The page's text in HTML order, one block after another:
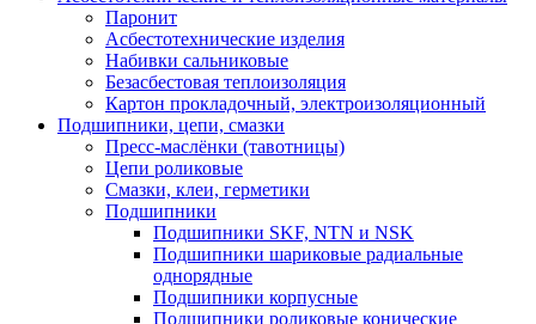
Паронит
Асбестотехнические изделия
Набивки сальниковые
Безасбестовая теплоизоляция
Картон прокладочный, электроизоляционный
Подшипники, цепи, смазки
Пресс-маслёнки (тавотницы)
Цепи роликовые
Смазки, клеи, герметики
Подшипники
Подшипники SKF, NTN и NSK
Подшипники шариковые радиальные
однорядные
Подшипники корпусные
Подшипники роликовые конические